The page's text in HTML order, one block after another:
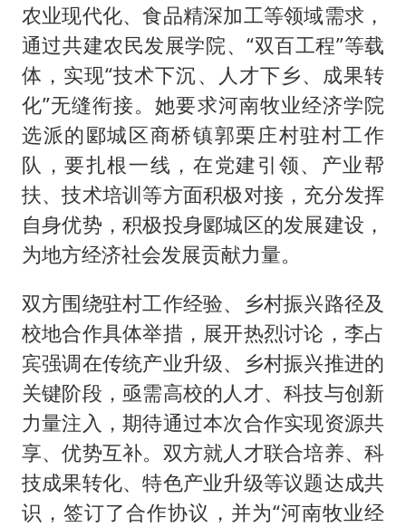
农业现代化、食品精深加工等领域需求，
通过共建农民发展学院、“双百工程”等载
体，实现“技术下沉、人才下乡、成果转
化”无缝衔接。她要求河南牧业经济学院
选派的郾城区商桥镇郭栗庄村驻村工作
队，要扎根一线，在党建引领、产业帮
扶、技术培训等方面积极对接，充分发挥
自身优势，积极投身郾城区的发展建设，
为地方经济社会发展贡献力量。
双方围绕驻村工作经验、乡村振兴路径及
校地合作具体举措，展开热烈讨论，李占
宾强调在传统产业升级、乡村振兴推进的
关键阶段，亟需高校的人才、科技与创新
力量注入，期待通过本次合作实现资源共
享、优势互补。双方就人才联合培养、科
技成果转化、特色产业升级等议题达成共
识，签订了合作协议，并为“河南牧业经